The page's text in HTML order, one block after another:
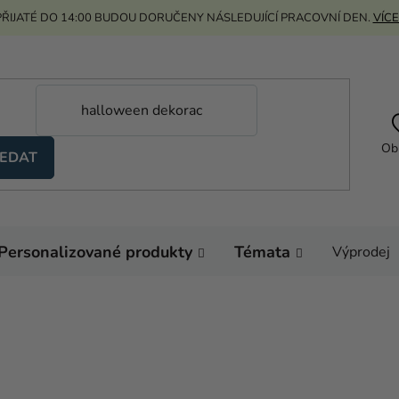
DO 14:00 BUDOU DORUČENY NÁSLEDUJÍCÍ PRACOVNÍ DEN.
produkty Témata Výprodej